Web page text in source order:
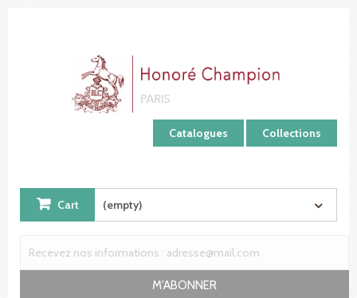
Catalogues Collections
Cart (empty)
M'ABONNER